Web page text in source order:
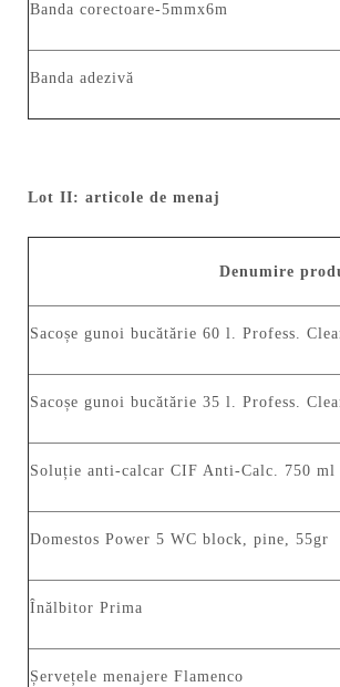
Banda corectoare-5mmx6m
Banda adezivă
Lot II: articole de menaj
Denumire
Sacoșe gunoi bucătărie 60 l. Profess.
Sacoșe gunoi bucătărie 35 l. Profess.
Soluție anti-calcar CIF Anti-Calc. 750 ml
Domestos Power 5 WC block, pine, 55gr
Înălbitor Prima
Șervețele menajere Flamenco